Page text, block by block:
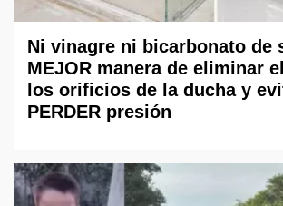
Ni vinagre ni bicarbonato de
MEJOR manera de eliminar
los orificios de la ducha y
PERDER presión